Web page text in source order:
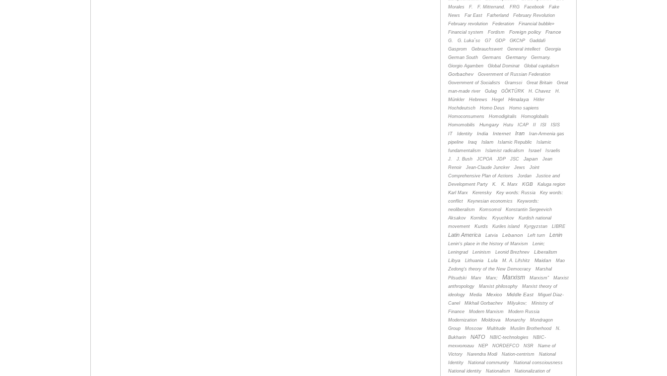
Morales
F. F. Mitterrand. FRG Facebook
Fake
News
Far East Fatherland
February Revolution
February revolution
Federation
Financial bubble»
Financial system
Fordism Foreign policy France
G. G. Luka´sc G7 GDP GKChP
Gaddafi
Gasprom
Gebrauchswert General intellect
Georgia
German South
Germans Germany
Germany.
Giorgio Agamben
Global Dominat Global capitalism
Gorbachev
Government of Russian Federation
Government of Socialists
Gramsci Great Britain
Great
man-made river
Gulag GÖKTÜRK H. Chavez
H.
Münkler
Hebrews Hegel Himalaya
Hitler
Hochdeutsch
Homo Deus
Homo sapiens
Homoconsumens
Homodigitalis
Homoglobalis
Homomobilis
Hungary Hutu ICAP II ISI
ISIS
IT
Identity India Internet Iran
Iran-Armenia gas
pipeline
Iraq Islam Islamic Republic
Islamic
fundamentalism
Islamist radicalism Israel
Israelis
J.
J. Bush JCPOA JDP JSC Japan
Jean
Renoir
Jean-Claude Juncker Jews
Joint
Comprehensive Plan of Actions
Jordan
Justice and
Development Party
K. K. Marx KGB
Kaluga region
Karl Marx
Kerensky Key words: Russia
Key words:
conflict
Keynesian economics
Keywords:
neoliberalism
Komsomol
Konstantin Sergeevich
Aksakov
Kornilov. Kryuchkov
Kurdish national
movement
Kurds Kuriles island Kyrgyzstan LIBRE
Latin America Latvia Lebanon Left turn Lenin
Lenin's place in the history of Marxism
Lenin;
Leningrad
Leninism Leonid Brezhnev
Liberalism
Libya
Lithuania Lula M. A. Lifshitz Maidan
Mao
Zedong's theory of the New Democracy
Marshal
Pilsudski
Marx Marx; Marxism Marxism”
Marxist
anthropology
Marxist philosophy
Marxist theory of
ideology
Media Mexico Middle East
Miguel Diaz-
Canel
Mikhail Gorbachev Milyukov;
Ministry of
Finance
Modern Marxism
Modern Russia
Modernization
Moldova Monarchy
Mondragon
Group
Moscow Multitude Muslim Brotherhood
N.
Bukharin
NATO NBIC-technologies
NBIC-
технологии
NEP NORDEFCO NSR
Name of
Victory
Narendra Modi Nation-centrism
National
Identity
National community
National consciousness
National identity
Nationalism
Nationalization of